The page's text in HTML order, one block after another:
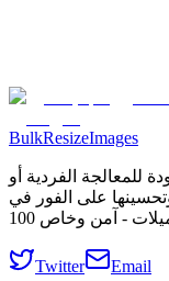
BulkResizeImages
للمعالجة الفردية أو
على الفور في
Twitter Email